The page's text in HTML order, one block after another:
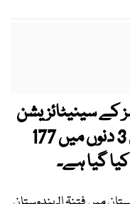
کے سینیٹائزیشن
آپریشنز جاری ہیں اور اس دوران 3 دنوں میں 177
گیا ہے۔